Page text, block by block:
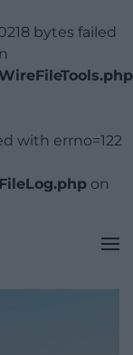
bytes failed
with errno=122
on